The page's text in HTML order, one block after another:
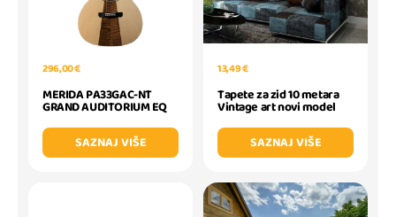
296,00 €
MERIDA PA33GAC-NT
GRAND AUDITORIUM EQ
SAZNAJ VIŠE
13,49 €
Tapete za zid 10 metara
Vintage art novi model
SAZNAJ VIŠE